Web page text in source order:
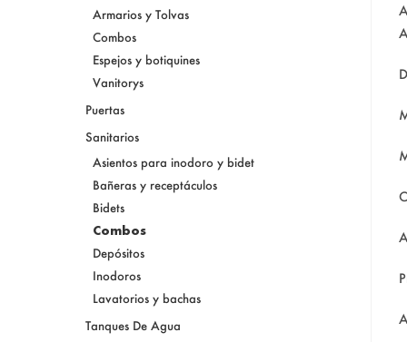
Armarios y Tolvas
Combos
Espejos y botiquines
Vanitorys
Puertas
Sanitarios
Asientos para inodoro y bidet
Bañeras y receptáculos
Bidets
Combos
Depósitos
Inodoros
Lavatorios y bachas
Tanques De Agua